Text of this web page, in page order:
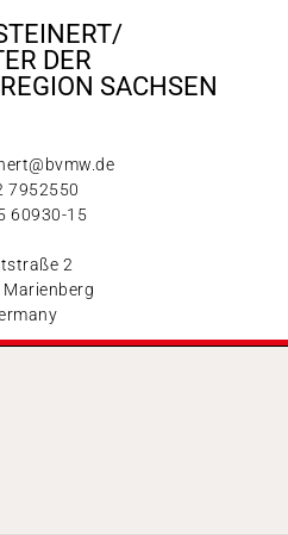
DER
SACHSEN​
7952550
60930-15
2